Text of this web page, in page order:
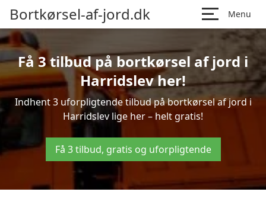
Bortkørsel-af-jord.dk Menu
Få 3 tilbud på bortkørsel af jord i
Harridslev her!
Indhent 3 uforpligtende tilbud på bortkørsel af jord i
Harridslev lige her – helt gratis!
Få 3 tilbud, gratis og uforpligtende